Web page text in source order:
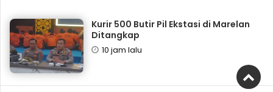
Kurir 500 Butir Pil Ekstasi di Marelan
Ditangkap
10 jam lalu